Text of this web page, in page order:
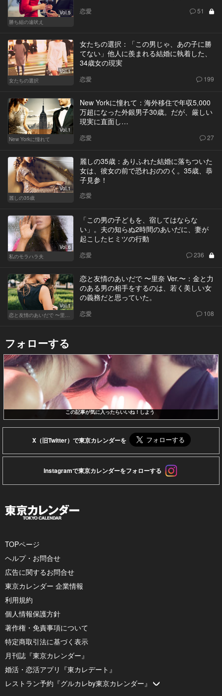
Vol.5
勝ち組の遠吠え
恋愛 51
Vol.1
女たちの選択
女たちの選択：「この男じゃ、あの子に勝
てない」他人に羨まれる結婚に執着した、
34歳女の現実
恋愛 199
Vol.1
New Yorkに憧れて
New Yorkに憧れて：海外移住で年収5,000
万超になった外銀男子30歳。だが、厳しい
現実に直面し…
恋愛 27
Vol.1
麗しの35歳
麗しの35歳：ありふれた結婚に落ちついた
女は、彼女の前で恐れおののく。35歳、恭
子見参！
恋愛
Vol.6
私のモラハラ夫
「この男の子どもを、宿してはならな
い」。夫の知らぬ2時間のあいだに、妻が
起こしたヒミツの行動
恋愛 236
Vol.1
恋と友情のあいだで 〜里奈 Ver.〜：金と力
のある男の相手をするのは、若く美しい女
の義務だと思っていた。
恋愛 108
フォローする
この記事が気に入ったらいいね！しよう
X（旧Twitter）で東京カレンダーを
Instagramで東京カレンダーをフォローする
TOPページ
ヘルプ・お問合せ
広告に関するお問合せ
東京カレンダー 企業情報
利用規約
個人情報保護方針
著作権・免責事項について
特定商取引法に基づく表示
月刊誌『東京カレンダー』
婚活・恋活アプリ『東カレデート』
レストラン予約『グルカレby東京カレンダー』